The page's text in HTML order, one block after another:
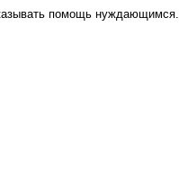
помощь нуждающимся.